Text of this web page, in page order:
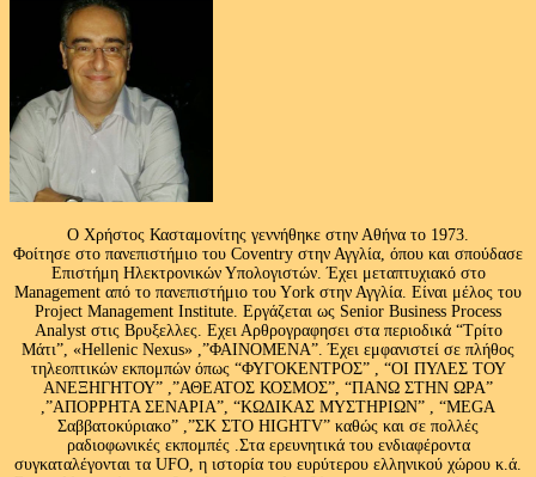
Ο Χρήστος Κασταμονίτης γεννήθηκε στην Αθήνα το 1973.
Φοίτησε στο πανεπιστήμιο του Coventry στην Αγγλία, όπου και σπούδασε
Επιστήμη Ηλεκτρονικών Υπολογιστών. Έχει μεταπτυχιακό στο
Management από το πανεπιστήμιο του Υork στην Αγγλία. Είναι μέλος του
Project Management Institute. Εργάζεται ως Senior Business Process
Analyst στις Βρυξελλες. Εχει Αρθρογραφησει στα περιοδικά “Τρίτο
Μάτι”, «Hellenic Nexus» ,”ΦΑΙΝΟΜΕΝΑ”. Έχει εμφανιστεί σε πλήθος
τηλεοπτικών εκπομπών όπως “ΦΥΓΟΚΕΝΤΡΟΣ” , “ΟΙ ΠΥΛΕΣ ΤΟΥ
ΑΝΕΞΗΓΗΤΟΥ” ,”ΑΘΕΑΤΟΣ ΚΟΣΜΟΣ”, “ΠΑΝΩ ΣΤΗΝ ΩΡΑ”
,”ΑΠΟΡΡΗΤΑ ΣΕΝΑΡΙΑ”, “ΚΩΔΙΚΑΣ ΜΥΣΤΗΡΙΩΝ” , “MEGA
Σαββατοκύριακο” ,”ΣΚ ΣΤΟ HIGHTV” καθώς και σε πολλές
ραδιοφωνικές εκπομπές .Στα ερευνητικά του ενδιαφέροντα
συγκαταλέγονται τα UFO, η ιστορία του ευρύτερου ελληνικού χώρου κ.ά.